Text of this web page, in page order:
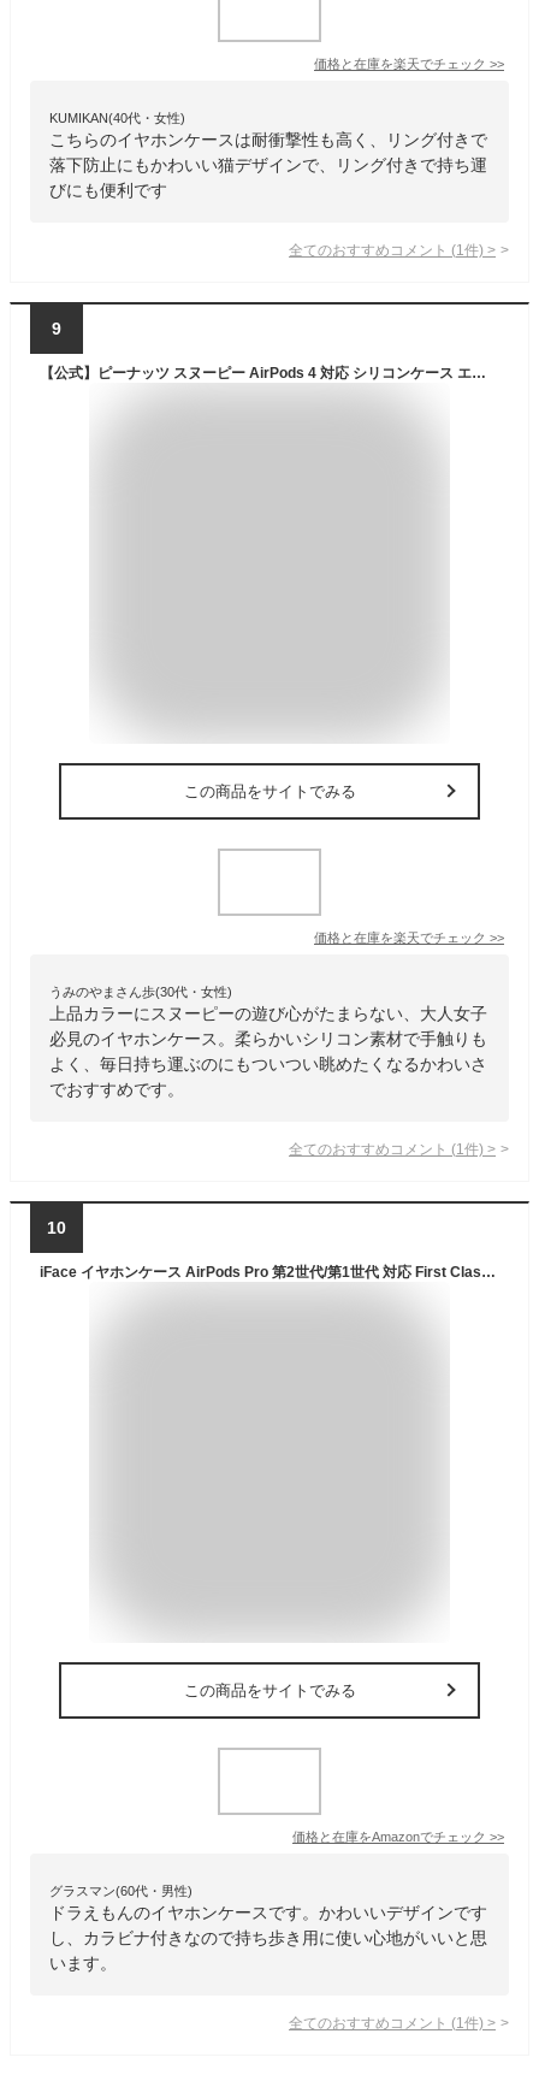
価格と在庫を楽天でチェック >>
KUMIKAN(40代・女性)
こちらのイヤホンケースは耐衝撃性も高く、リング付きで
落下防止にもかわいい猫デザインで、リング付きで持ち運
びにも便利です
全てのおすすめコメント (1 件) >
9
【公式】ピーナッツ スヌーピー AirPods 4 対応 シリコンケース エアポッズ4 ケース エアーポッズ4 カバー AirPods4ケース AirPods4カバー イヤホンケース ソフトケース マスコット フィギュア ホワイト 白 ベージュ かわいい 可愛い キャラクター グッズ
この商品をサイトでみる
価格と在庫を楽天でチェック >>
うみのやまさん歩(30代・女性)
上品カラーにスヌーピーの遊び心がたまらない、大人女子
必見のイヤホンケース。柔らかいシリコン素材で手触りも
よく、毎日持ち運ぶのにもついつい眺めたくなるかわいさ
でおすすめです。
全てのおすすめコメント (1 件) >
10
iFace イヤホンケース AirPods Pro 第2世代/第1世代 対応 First Class アイムドラえもん ドラえもん/アップ カラビナ付き【 アイフェイス airpods pro ケース カバー】
この商品をサイトでみる
価格と在庫をAmazonでチェック >>
グラスマン(60代・男性)
ドラえもんのイヤホンケースです。かわいいデザインです
し、カラビナ付きなので持ち歩き用に使い心地がいいと思
います。
全てのおすすめコメント (1 件) >